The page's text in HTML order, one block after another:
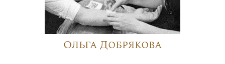
Ольга Добрякова